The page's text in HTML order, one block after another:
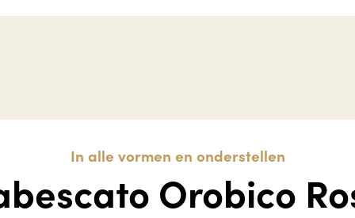
In alle vormen en onderstellen
Orobico